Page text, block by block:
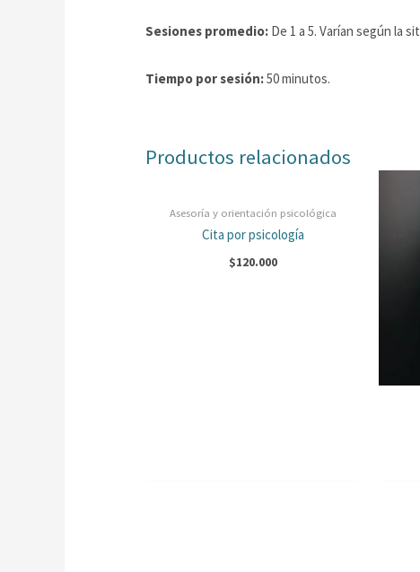
Sesiones promedio: De 1 a 5. Varían según la
Tiempo por sesión:50 minutos.
Productos relacionados
Asesoría y orientación psicológica
Cita por psicología
$120.000